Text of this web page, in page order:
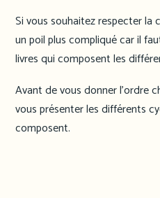
Si vous souhaitez respecter la
un poil plus compliqué car il
livres qui composent les
Avant de vous donner l’ordre
vous présenter les différents
composent.